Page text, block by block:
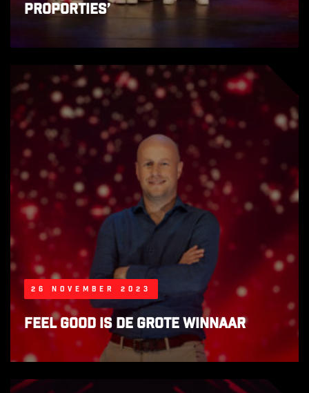
proporties’
26 november 2023
Feel good is de grote winnaar